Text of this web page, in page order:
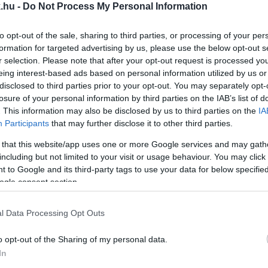
- Do Not Process My Personal Information
opt-out of the sale, sharing to third parties, or processing of your
for targeted advertising by us, please use the below opt-out
selection. Please note that after your opt-out request is processed
interest-based ads based on personal information utilized by us
to third parties prior to your opt-out. You may separately
of your personal information by third parties on the IAB’s list of
This information may also be disclosed by us to third parties on the
Participants that may further disclose it to other third parties.
that this website/app uses one or more Google services and may
but not limited to your visit or usage behaviour. You may
to Google and its third-party tags to use your data for below
consent section.
Data Processing Opt Outs
opt-out of the Sharing of my personal data.
RÁJUK SZAVAZ, AZ A FIDESZT TARTJA
magára veszi az üzenetet?
A TISZA A FIDESZ ELŐTT
a kormánypárt, annak ellenére, hogy nyáron
STABILAN ŐRZI ELŐNYÉT
előtt.
A KUTYAPÁRT EP-LISTÁJÁRA